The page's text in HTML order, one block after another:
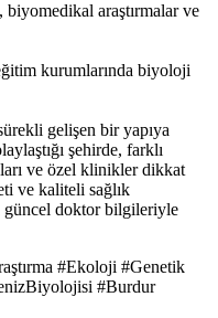
araştırmalar ve
kurumlarında biyoloji
gelişen bir yapıya
şehirde, farklı
ve özel klinikler dikkat
ve kaliteli sağlık
güncel doktor bilgileriyle
#Ekoloji #Genetik
#Burdur